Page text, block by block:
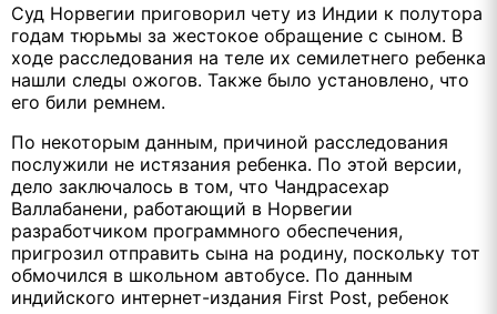
Суд Норвегии приговорил чету из Индии к полутора
годам тюрьмы за жестокое обращение с сыном. В
ходе расследования на теле их семилетнего ребенка
нашли следы ожогов. Также было установлено, что
его били ремнем.
По некоторым данным, причиной расследования
послужили не истязания ребенка. По этой версии,
дело заключалось в том, что Чандрасехар
Валлабанени, работающий в Норвегии
разработчиком программного обеспечения,
пригрозил отправить сына на родину, поскольку тот
обмочился в школьном автобусе. По данным
индийского интернет-издания First Post, ребенок